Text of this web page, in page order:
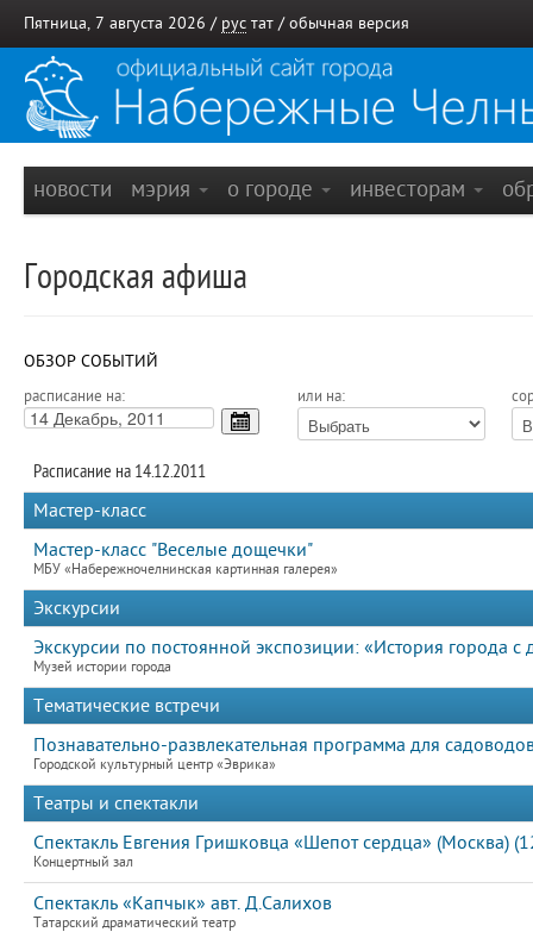
Пятница, 7 августа 2026 / рус тат / обычная версия
новости мэрия о городе инвесторам
Городская афиша
ОБЗОР СОБЫТИЙ
расписание на: или на:
Расписание на 14.12.2011
Мастер-класс
Мастер-класс "Веселые дощечки"
МБУ «Набережночелнинская картинная галерея»
Экскурсии
Экскурсии по постоянной экспозиции: «История города
Музей истории города
Тематические встречи
Познавательно-развлекательная программа для
Городской культурный центр «Эврика»
Театры и спектакли
Спектакль Евгения Гришковца «Шепот сердца» (Москва)
Концертный зал
Спектакль «Капчык» авт. Д.Салихов
Татарский драматический театр